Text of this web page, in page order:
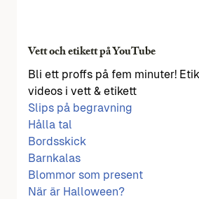
Vett och etikett på YouTube
Bli ett proffs på fem minuter!
videos i vett & etikett
Slips på begravning
Hålla tal
Bordsskick
Barnkalas
Blommor som present
När är Halloween?